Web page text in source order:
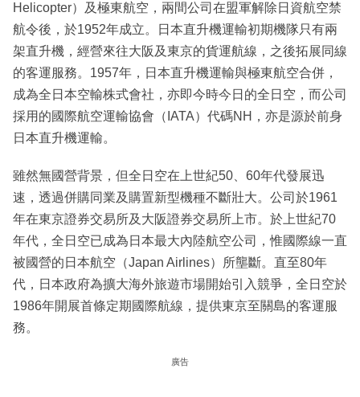
Helicopter）及極東航空，兩間公司在盟軍解除日資航空禁
航令後，於1952年成立。日本直升機運輸初期機隊只有兩
架直升機，經營來往大阪及東京的貨運航線，之後拓展同線
的客運服務。1957年，日本直升機運輸與極東航空合併，
成為全日本空輸株式會社，亦即今時今日的全日空，而公司
採用的國際航空運輸協會（IATA）代碼NH，亦是源於前身
日本直升機運輸。
雖然無國營背景，但全日空在上世紀50、60年代發展迅
速，透過併購同業及購置新型機種不斷壯大。公司於1961
年在東京證券交易所及大阪證券交易所上市。於上世紀70
年代，全日空已成為日本最大內陸航空公司，惟國際線一直
被國營的日本航空（Japan Airlines）所壟斷。直至80年
代，日本政府為擴大海外旅遊市場開始引入競爭，全日空於
1986年開展首條定期國際航線，提供東京至關島的客運服
務。
廣告